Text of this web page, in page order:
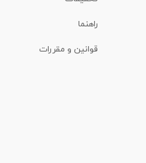
راهنما
قوانین و مقررات